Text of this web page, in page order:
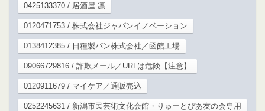
0425133370 / 居酒屋 凛
0120471753 / 株式会社ジャパンイノベーション
0138412385 / 日糧製パン株式会社／函館工場
09066729816 / 詐欺メール／URLは危険【注意】
0120911679 / マイケア／通販売込
0252245631 / 新潟市民芸術文化会館・りゅーとぴあ友の会専用